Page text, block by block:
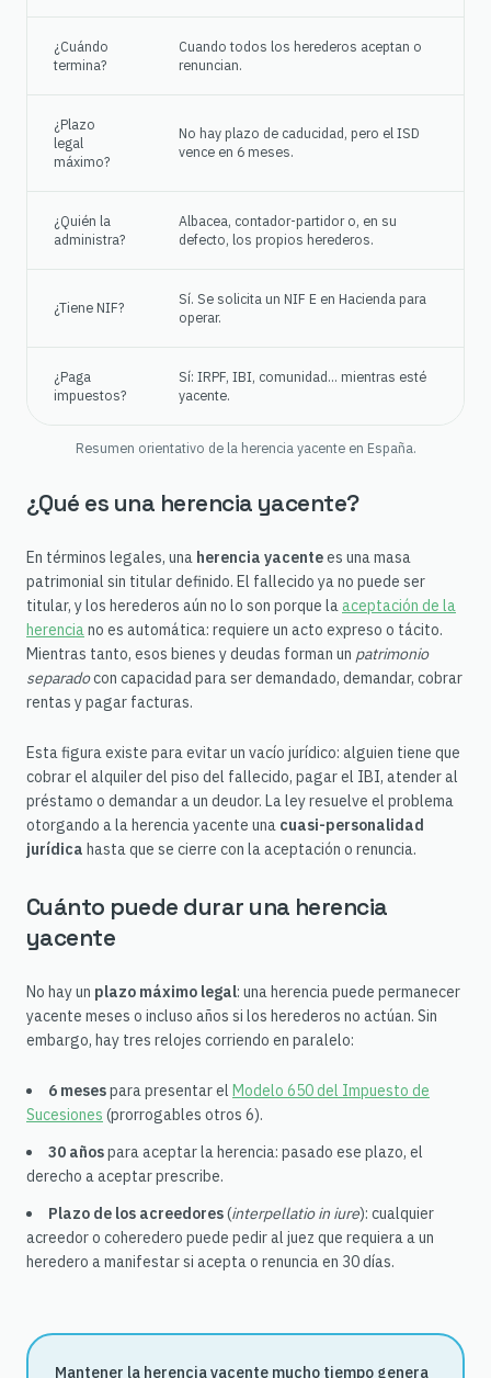
¿Cuándo
termina?
Cuando todos los herederos aceptan o
renuncian.
¿Plazo
legal
máximo?
No hay plazo de caducidad, pero el ISD
vence en 6 meses.
¿Quién la
administra?
Albacea, contador-partidor o, en su
defecto, los propios herederos.
¿Tiene NIF?
Sí. Se solicita un NIF E en Hacienda para
operar.
¿Paga
impuestos?
Sí: IRPF, IBI, comunidad… mientras esté
yacente.
Resumen orientativo de la herencia yacente en España.
¿Qué es una herencia yacente?
En términos legales, una herencia yacentees una masa
patrimonial sin titular definido. El fallecido ya no puede ser
titular, y los herederos aún no lo son porque laaceptación de la
herenciano es automática: requiere un acto expreso o tácito.
Mientras tanto, esos bienes y deudas forman un patrimonio
separadocon capacidad para ser demandado, demandar, cobrar
rentas y pagar facturas.
Esta figura existe para evitar un vacío jurídico: alguien tiene que
cobrar el alquiler del piso del fallecido, pagar el IBI, atender al
préstamo o demandar a un deudor. La ley resuelve el problema
otorgando a la herencia yacente una cuasi-personalidad
jurídica hasta que se cierre con la aceptación o renuncia.
Cuánto puede durar una herencia
yacente
No hay un plazo máximo legal: una herencia puede permanecer
yacente meses o incluso años si los herederos no actúan. Sin
embargo, hay tres relojes corriendo en paralelo:
6 mesespara presentar el Modelo 650 del Impuesto de
Sucesiones (prorrogables otros 6).
30 añospara aceptar la herencia: pasado ese plazo, el
derecho a aceptar prescribe.
Plazo de los acreedores(interpellatio in iure): cualquier
acreedor o coheredero puede pedir al juez que requiera a un
heredero a manifestar si acepta o renuncia en 30 días.
Mantener la herencia yacente mucho tiempo genera